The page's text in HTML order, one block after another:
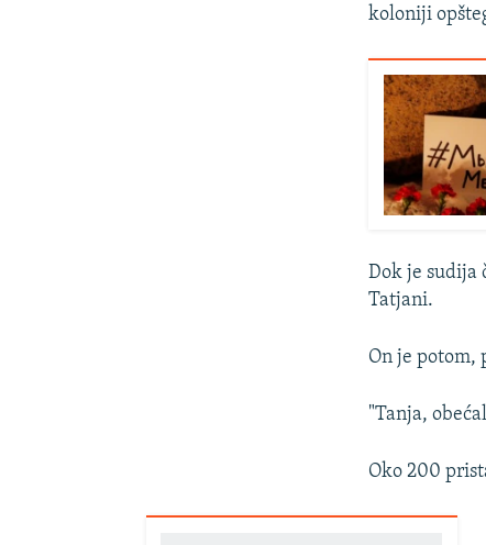
koloniji
Dok je sudija
Tatjani.
On je potom,
"Tanja,
Oko 200